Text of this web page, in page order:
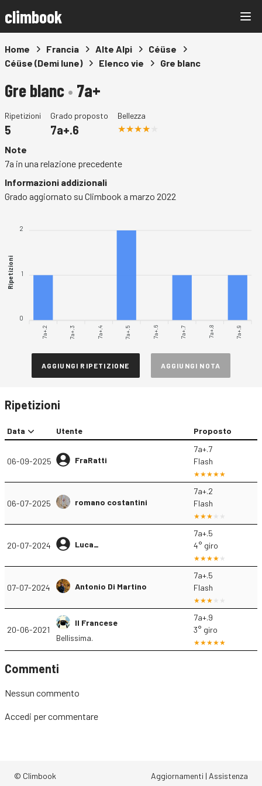
climbook
Home Francia Alte Alpi
Céüse
Céüse (Demi lune)
Elenco vie Gre blanc
Gre blanc• 7a+
Ripetizioni
5
Grado proposto
7a+.6
Bellezza
Note
7a in una relazione precedente
Informazioni addizionali
Grado aggiornato su Climbook a marzo 2022
2
1
0
Ripetizioni
7a+.2 7a+.3 7a+.4 7a+.5 7a+.6 7a+.7 7a+.8 7a+.9
AGGIUNGI RIPETIZIONE AGGIUNGI NOTA
Ripetizioni
Data Utente Proposto
06-09-2025 FraRatti
7a+.7
Flash
06-07-2025 romano costantini
7a+.2
Flash
20-07-2024 Luca_
7a+.5
4° giro
07-07-2024 Antonio Di Martino
7a+.5
Flash
20-06-2021
Il Francese
Bellissima.
7a+.9
3° giro
Commenti
Nessun commento
Accedi per commentare
© Climbook Aggiornamenti | Assistenza